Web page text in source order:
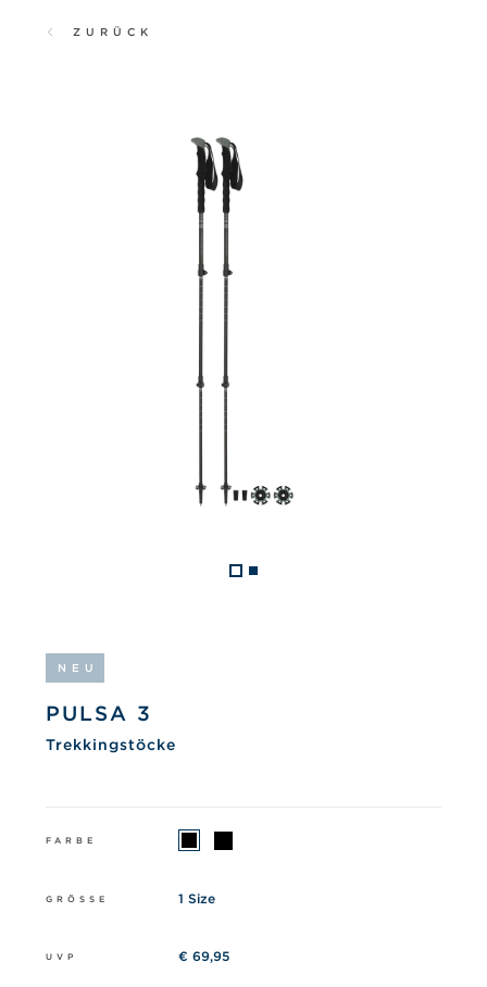
ZURÜCK
NEU
PULSA 3
Trekkingstöcke
FARBE
GRÖSSE 1 Size
UVP € 69,95